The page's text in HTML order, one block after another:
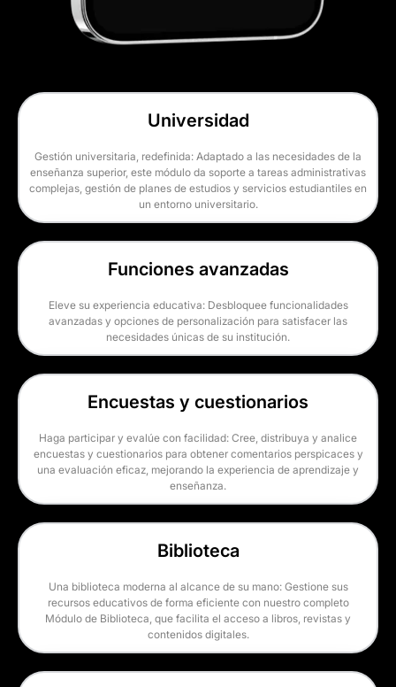
Universidad
Gestión universitaria, redefinida: Adaptado a las necesidades de la
enseñanza superior, este módulo da soporte a tareas administrativas
complejas, gestión de planes de estudios y servicios estudiantiles en
un entorno universitario.
Funciones avanzadas
Eleve su experiencia educativa: Desbloquee funcionalidades
avanzadas y opciones de personalización para satisfacer las
necesidades únicas de su institución.
Encuestas y cuestionarios
Haga participar y evalúe con facilidad: Cree, distribuya y analice
encuestas y cuestionarios para obtener comentarios perspicaces y
una evaluación eficaz, mejorando la experiencia de aprendizaje y
enseñanza.
Biblioteca
Una biblioteca moderna al alcance de su mano: Gestione sus
recursos educativos de forma eficiente con nuestro completo
Módulo de Biblioteca, que facilita el acceso a libros, revistas y
contenidos digitales.